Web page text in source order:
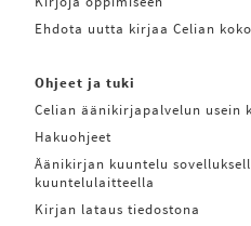
Ehdota uutta kirjaa Celian
Ohjeet ja tuki
Celian äänikirjapalvelun usein
Hakuohjeet
Äänikirjan kuuntelu
kuuntelulaitteella
Kirjan lataus tiedostona